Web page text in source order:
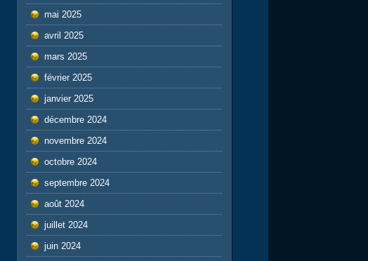
mai 2025
avril 2025
mars 2025
février 2025
janvier 2025
décembre 2024
novembre 2024
octobre 2024
septembre 2024
août 2024
juillet 2024
juin 2024